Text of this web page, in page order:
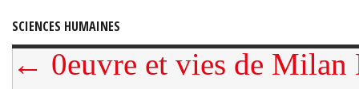
SCIENCES HUMAINES
← 0euvre et vies de Milan